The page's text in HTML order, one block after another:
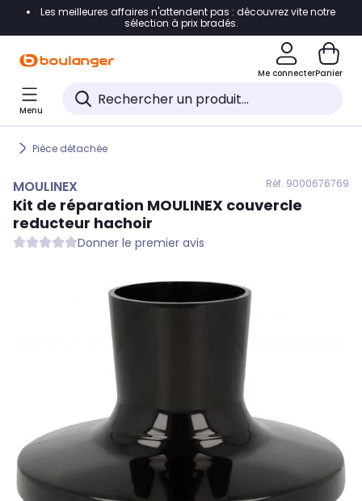
Accéder directement à la navigation
Accéder directement au pied de page
Accéder directement au chatbot
Les meilleures affaires n'attendent pas : découvrez vite notre
sélection à prix bradés.
Me connecterPanier
Menu
Pièce détachée
MOULINEX Réf. 9000676769
Kit de réparation MOULINEX couvercle
reducteur hachoir
Donner le premier avis